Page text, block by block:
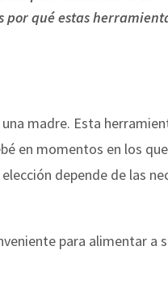
qué estas
madre. Esta
en momentos en los
depende de las
para alimentar a